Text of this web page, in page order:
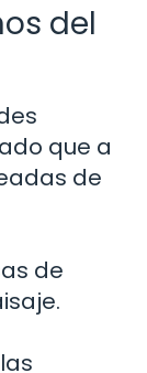
del
que a
de
de